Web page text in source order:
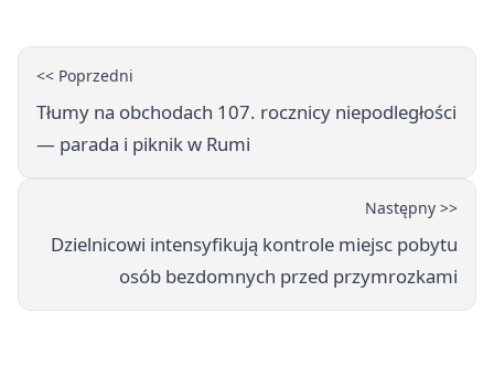
<< Poprzedni
Tłumy na obchodach 107. rocznicy niepodległości
— parada i piknik w Rumi
Następny >>
Dzielnicowi intensyfikują kontrole miejsc pobytu
osób bezdomnych przed przymrozkami